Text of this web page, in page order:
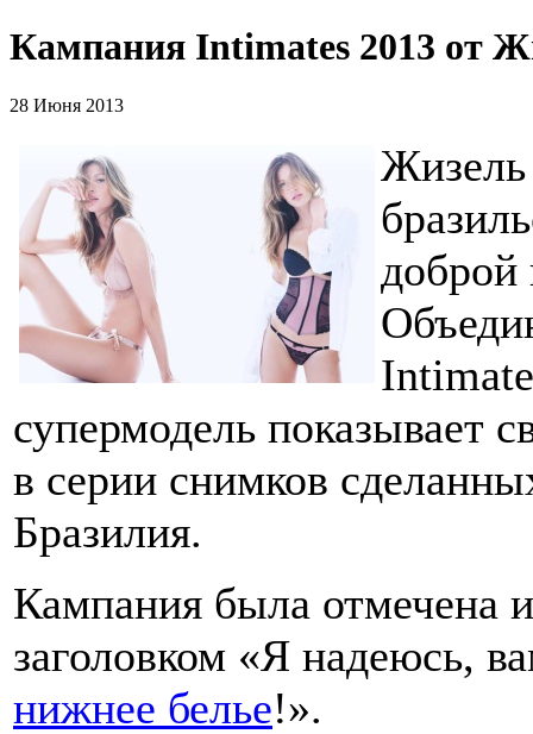
Кампания Intimates 2013 от
28 Июня 2013
супермодель показывает
в серии снимков
Бразилия.
Кампания была отмечена
заголовком «Я надеюсь,
нижнее белье!».